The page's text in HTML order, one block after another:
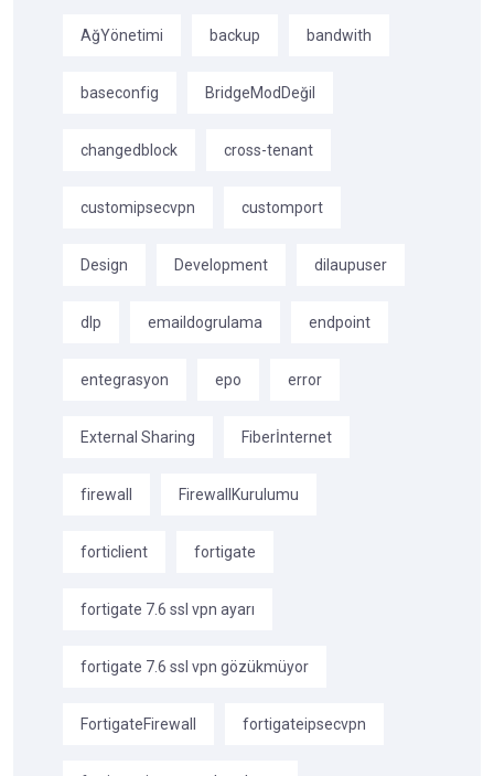
AğYönetimi backup bandwith
baseconfig BridgeModDeğil
changedblock cross-tenant
customipsecvpn customport
Design Development dilaupuser
dlp emaildogrulama endpoint
entegrasyon epo error
External Sharing Fiberİnternet
firewall FirewallKurulumu
forticlient fortigate
fortigate 7.6 ssl vpn ayarı
fortigate 7.6 ssl vpn gözükmüyor
FortigateFirewall fortigateipsecvpn